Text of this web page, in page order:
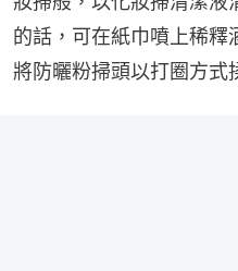
的話，可在紙巾噴上稀釋
將防曬粉掃頭以打圈方式